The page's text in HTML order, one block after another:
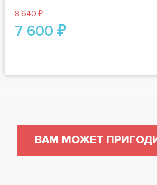
8 640 ₽
7 600 ₽
ВАМ МОЖЕТ